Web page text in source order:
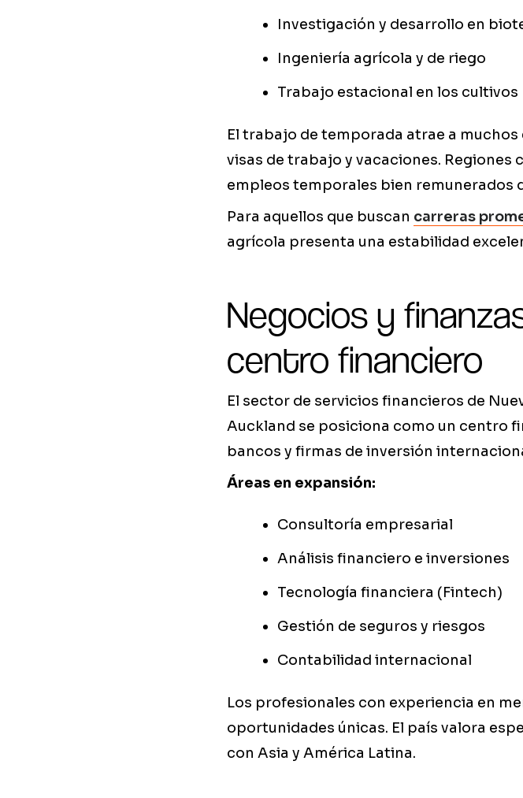
Investigación y desarrollo en
Ingeniería agrícola y de riego
Trabajo estacional en los cultivos
El trabajo de temporada atrae a
visas de trabajo y vacaciones.
empleos temporales bien remunerados
Para aquellos que buscan carreras
agrícola presenta una estabilidad
Negocios y
centro financiero
El sector de servicios financieros de
Auckland se posiciona como un centro
bancos y firmas de inversión
Áreas en expansión:
Consultoría empresarial
Análisis financiero e inversiones
Tecnología financiera (Fintech)
Gestión de seguros y riesgos
Contabilidad internacional
Los profesionales con experiencia en
oportunidades únicas. El país valora
con Asia y América Latina.